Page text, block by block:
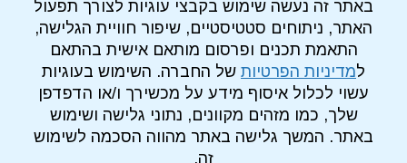
באתר זה נעשה שימוש בקבצי עוגיות לצורך תפעול
האתר, ניתוחים סטטיסטיים, שיפור חוויית הגלישה,
התאמת תכנים ופרסום מותאם אישית בהתאם
למדיניות הפרטיות של החברה. השימוש בעוגיות
עשוי לכלול איסוף מידע על מכשירך ו/או הדפדפן
שלך, כמו מזהים מקוונים, נתוני גלישה ושימוש
באתר. המשך גלישה באתר מהווה הסכמה לשימוש
זה.